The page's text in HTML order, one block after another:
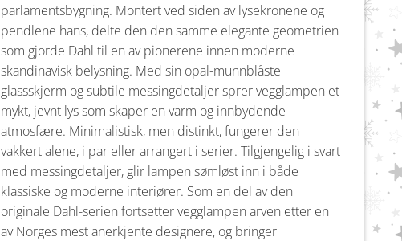
parlamentsbygning. Montert ved siden av lysekronene og
pendlene hans, delte den den samme elegante geometrien
som gjorde Dahl til en av pionerene innen moderne
skandinavisk belysning. Med sin opal-munnblåste
glassskjerm og subtile messingdetaljer sprer vegglampen et
mykt, jevnt lys som skaper en varm og innbydende
atmosfære. Minimalistisk, men distinkt, fungerer den
vakkert alene, i par eller arrangert i serier. Tilgjengelig i svart
med messingdetaljer, glir lampen sømløst inn i både
klassiske og moderne interiører. Som en del av den
originale Dahl-serien fortsetter vegglampen arven etter en
av Norges mest anerkjente designere, og bringer